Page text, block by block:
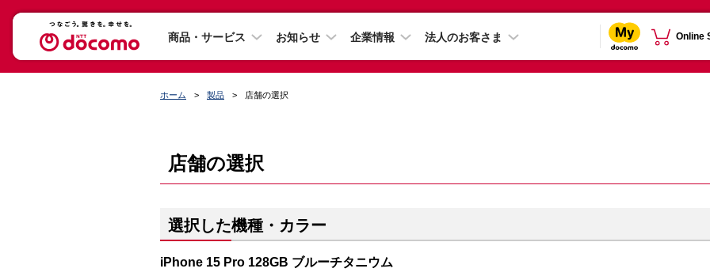
商品・サービス お知らせ 企業情報 法人のお客さま Online
ホーム 製品 店舗の選択
店舗の選択
選択した機種・カラー
iPhone 15 Pro 128GB ブルーチタニウム